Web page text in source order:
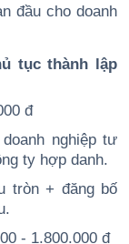
đầu cho doanh
tục thành lập
đ
nghiệp tư
ty hợp danh.
tròn + đăng bố
- 1.800.000 đ